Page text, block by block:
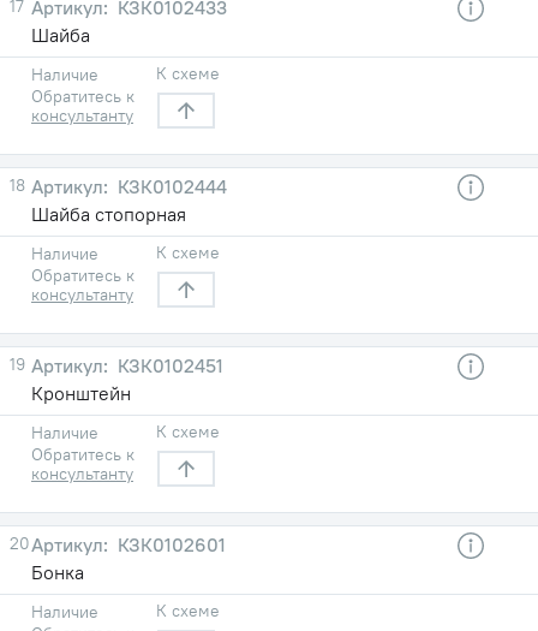
17
КЗК0102433
Шайба
Наличие
Обратитесь к
консультанту
К схеме
18
КЗК0102444
Шайба стопорная
Наличие
Обратитесь к
консультанту
К схеме
19
КЗК0102451
Кронштейн
Наличие
Обратитесь к
консультанту
К схеме
20
КЗК0102601
Бонка
Наличие
К схеме